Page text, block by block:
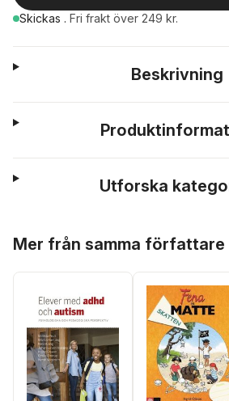
Skickas . Fri frakt över 249 kr.
Beskrivning
Utforska
Mer från samma författare